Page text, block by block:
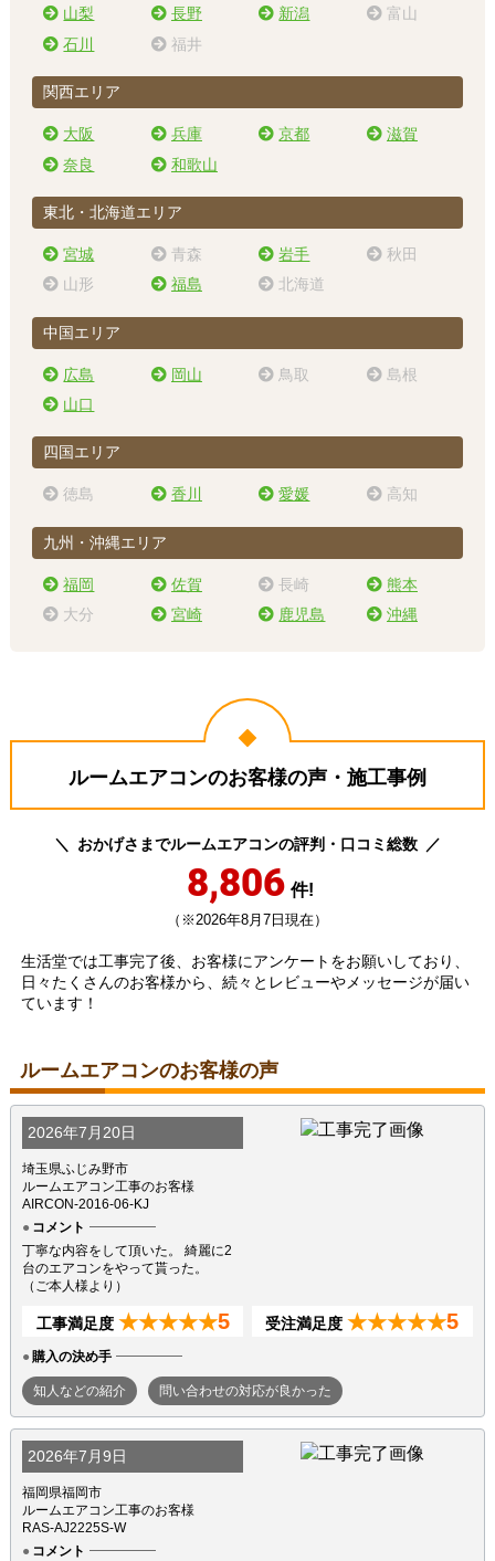
山梨 長野 新潟
富山
石川
福井
関西エリア
大阪 兵庫 京都
滋賀
奈良
和歌山
東北・北海道エリア
宮城 青森 岩手
秋田
山形
福島 北海道
中国エリア
広島 岡山 鳥取
島根
山口
四国エリア
徳島 香川 愛媛 高知
九州・沖縄エリア
福岡 佐賀 長崎
熊本
大分
宮崎 鹿児島 沖縄
ルームエアコンのお客様の声・施工事例
おかげさまでルームエアコンの評判・口コミ総数
8,806 件!
（※2026年8月7日現在）
生活堂では工事完了後、お客様にアンケートをお願いしており、
日々たくさんのお客様から、続々とレビューやメッセージが届い
ています！
ルームエアコンのお客様の声
2026年7月20日
埼玉県ふじみ野市
ルームエアコン工事のお客様
AIRCON-2016-06-KJ
コメント
丁寧な内容をして頂いた。 綺麗に2
台のエアコンをやって貰った。
（ご本人様より）
工事満足度 ★★★★★5 受注満足度 ★★★★★5
購入の決め手
知人などの紹介 問い合わせの対応が良かった
2026年7月9日
福岡県福岡市
ルームエアコン工事のお客様
RAS-AJ2225S-W
コメント